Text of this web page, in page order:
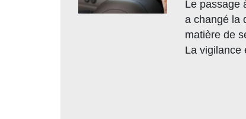
Le passage
a changé la
matière de
La vigilance